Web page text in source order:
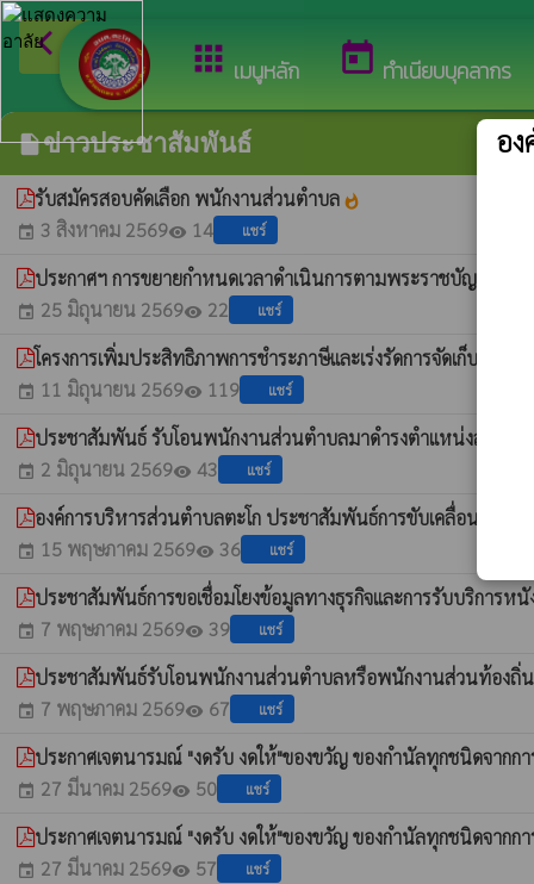
apps เมนูหลัก today ทำเนียบบุคลากร
arrow_back_ios กลับเมนูหลัก
insert_drive_fileข่าวประชาสัมพันธ์
รับสมัครสอบคัดเลือก พนักงานส่วนตำบล whatshot
event 3 สิงหาคม 2569visibility 14 แชร์
ประกาศฯ การขยายกำหนดเวลาดำเนินการตามพระราชบัญญั
event 25 มิถุนายน 2569visibility 22 แชร์
โครงการเพิ่มประสิทธิภาพการชำระภาษีและเร่งรัดการจัดเก็บภาษี
event 11 มิถุนายน 2569visibility 119 แชร์
ประชาสัมพันธ์ รับโอนพนักงานส่วนตำบลมาดำรงตำแหน่งสายงา
event 2 มิถุนายน 2569visibility 43 แชร์
องค์การบริหารส่วนตำบลตะโก ประชาสัมพันธ์การขับเคลื่อนการ
event 15 พฤษภาคม 2569visibility 36 แชร์
ประชาสัมพันธ์การขอเชื่อมโยงข้อมูลทางธุรกิจและการรับบริการ
event 7 พฤษภาคม 2569visibility 39 แชร์
ประชาสัมพันธ์รับโอนพนักงานส่วนตำบลหรือพนักงานส่วนท้องถิ่
event 7 พฤษภาคม 2569visibility 67 แชร์
ประกาศเจตนารมณ์ "งดรับ งดให้"ของขวัญ ของกำนัลทุกชนิดจาก
event 27 มีนาคม 2569visibility 50 แชร์
ประกาศเจตนารมณ์ "งดรับ งดให้"ของขวัญ ของกำนัลทุกชนิดจาก
event 27 มีนาคม 2569visibility 57 แชร์
อ